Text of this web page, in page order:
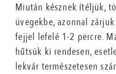
Miután késznek ítéljük,
üvegekbe, azonnal
fejjel lefelé 1-2 percre.
hűtsük ki rendesen,
lekvár természetesen